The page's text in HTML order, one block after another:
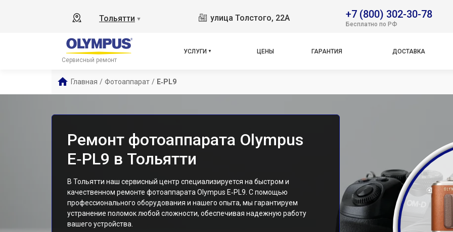
Тольятти ▼ улица Толстого, 22А +7 (800) 302-30-78
Бесплатно по РФ
Сервисный ремонт
УСЛУГИ ЦЕНЫ ГАРАНТИЯ ДОСТАВКА
Главная / Фотоаппарат / E‑PL9
Ремонт фотоаппарата Olympus
E‑PL9 в Тольятти
В Тольятти наш сервисный центр специализируется на быстром и
качественном ремонте фотоаппарата Olympus E‑PL9. С помощью
профессионального оборудования и нашего опыта, мы гарантируем
устранение поломок любой сложности, обеспечивая надежную работу
вашего устройства.